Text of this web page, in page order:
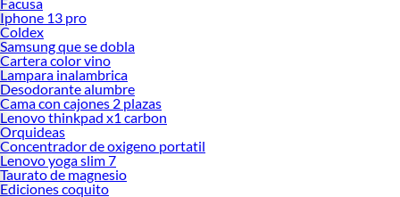
Facusa
Iphone 13 pro
Coldex
Samsung que se dobla
Cartera color vino
Lampara inalambrica
Desodorante alumbre
Cama con cajones 2 plazas
Lenovo thinkpad x1 carbon
Orquideas
Concentrador de oxigeno portatil
Lenovo yoga slim 7
Taurato de magnesio
Ediciones coquito